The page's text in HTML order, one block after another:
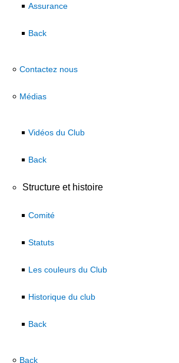
Assurance
Back
Contactez nous
Médias
Vidéos du Club
Back
Structure et histoire
Comité
Statuts
Les couleurs du Club
Historique du club
Back
Back